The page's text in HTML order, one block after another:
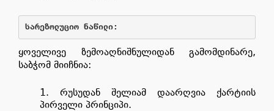
სარეზოლუციო ნაწილი:
ყოველივე ზემოაღნიშნულიდან გამომდინარე,
საბჭომ მიიჩნია:
რუსუდან შელიამ დაარღვია ქარტიის
პირველი პრინციპი.